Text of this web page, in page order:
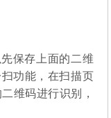
保存上面的二维
功能，在扫描页
维码进行识别，